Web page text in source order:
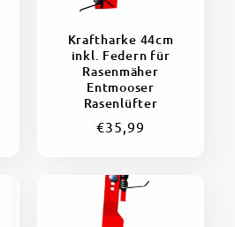
Kraftharke 44cm
inkl. Federn für
Rasenmäher
Entmooser
Rasenlüfter
Normaler
€35,99